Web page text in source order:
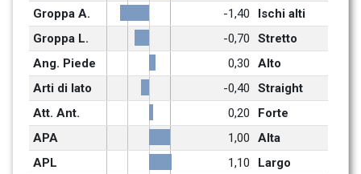
Groppa A.
-1,40
Ischi alti
Groppa L.
-0,70
Stretto
Ang. Piede
0,30
Alto
Arti di lato
-0,40
Straight
Att. Ant.
0,20
Forte
APA
1,00
Alta
APL
1,10
Largo